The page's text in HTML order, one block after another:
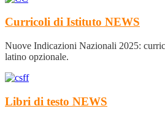
Curricoli di Istituto NEWS
Nuove Indicazioni Nazionali 2025:
latino opzionale.
Libri di testo NEWS